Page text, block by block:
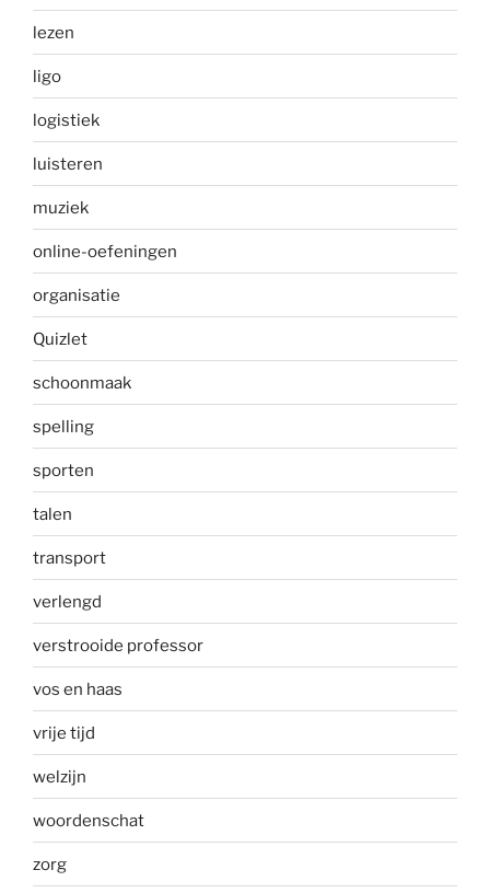
lezen
ligo
logistiek
luisteren
muziek
online-oefeningen
organisatie
Quizlet
schoonmaak
spelling
sporten
talen
transport
verlengd
verstrooide professor
vos en haas
vrije tijd
welzijn
woordenschat
zorg